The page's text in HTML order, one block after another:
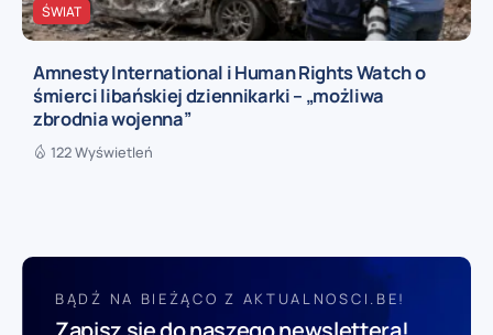
ŚWIAT
Amnesty International i Human Rights Watch o
śmierci libańskiej dziennikarki – „możliwa
zbrodnia wojenna”
122 Wyświetleń
BĄDŹ NA BIEŻĄCO Z AKTUALNOSCI.BE!